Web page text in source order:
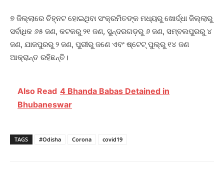
୭ ଜିଲ୍ଲାରେ ଚିହ୍ନଟ ହୋଇଥିବା ସଂକ୍ରମିତଙ୍କ ମଧ୍ୟରୁ ଖୋର୍ଦ୍ଧା ଜିଲ୍ଲାରୁ
ସର୍ବାଧିକ ୬୫ ଜଣ, କଟକରୁ ୨୧ ଜଣ, ସୁନ୍ଦରଗଡ଼ରୁ ୬ ଜଣ, ସମ୍ବଲପୁରରୁ ୪
ଜଣ, ଯାଜପୁରରୁ ୨ ଜଣ, ପୁରୀରୁ ଜଣେ ଏବଂ ଷ୍ଟେଟ୍ ପୁଲ୍‌ରୁ ୧୪ ଜଣ
ଆକ୍ରାନ୍ତ ରହିଛନ୍ତି।
Also Read 4 Bhanda Babas Detained in
Bhubaneswar
TAGS #Odisha Corona covid19